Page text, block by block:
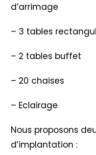
d’arrimage
– 3 tables
– 2 tables buffet
– 20 chaises
– Eclairage
Nous proposons
d’implantation :